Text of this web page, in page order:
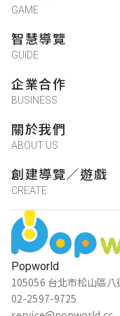
Popworld
105056 台北市松山區
02-2597-9725
GAME
智慧導覽
GUIDE
企業合作
BUSINESS
關於我們
ABOUT US
創建導覽／遊戲
CREATE